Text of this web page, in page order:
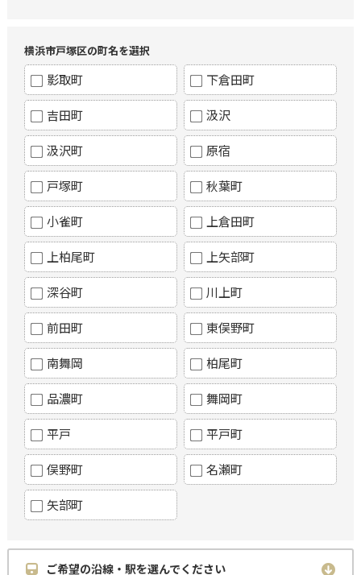
横浜市戸塚区の町名を選択
影取町 下倉田町
吉田町 汲沢
汲沢町 原宿
戸塚町 秋葉町
小雀町 上倉田町
上柏尾町 上矢部町
深谷町 川上町
前田町 東俣野町
南舞岡 柏尾町
品濃町 舞岡町
平戸 平戸町
俣野町 名瀬町
矢部町
ご希望の沿線・駅を選んでください